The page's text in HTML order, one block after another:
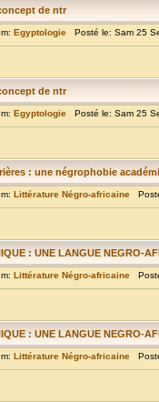
de ntr
Egyptologie Posté le: Sam 25
de ntr
Egyptologie Posté le: Sam 25
: une négrophobie
Littérature Négro-africaine
: UNE LANGUE NEGRO-
Littérature Négro-africaine
: UNE LANGUE NEGRO-
Littérature Négro-africaine